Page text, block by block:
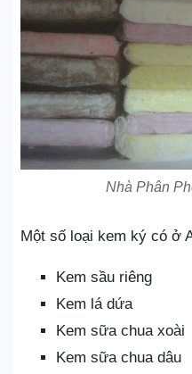
Nhà Phân
Một số loại kem ký có ở
Kem sầu riêng
Kem lá dứa
Kem sữa chua xoài
Kem sữa chua dâu